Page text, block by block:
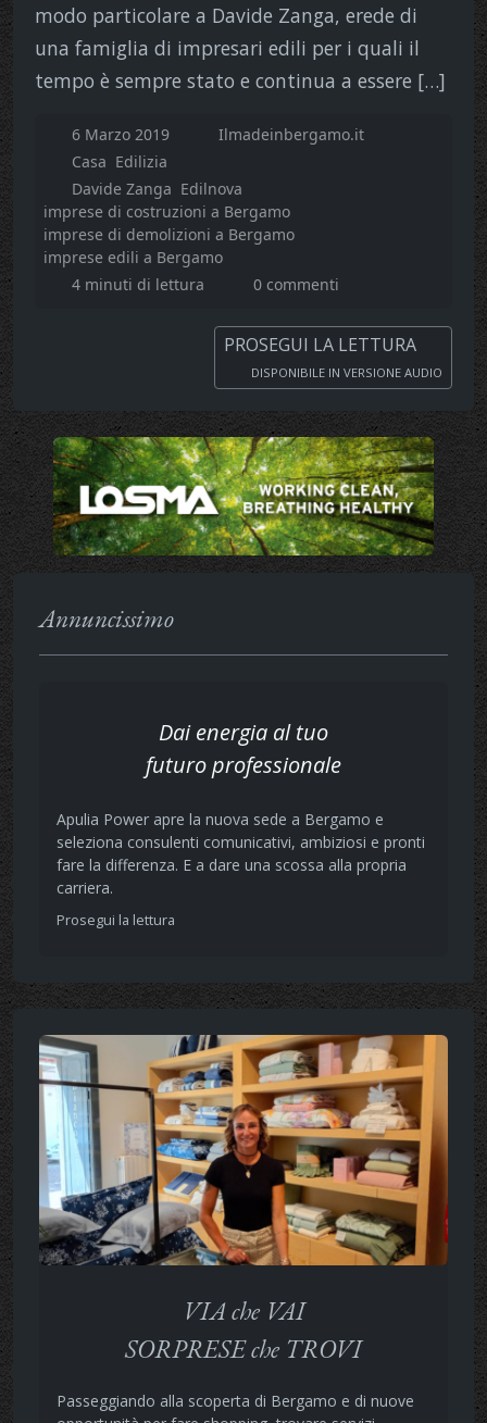
modo particolare a Davide Zanga, erede di
una famiglia di impresari edili per i quali il
tempo è sempre stato e continua a essere […]
6 Marzo 2019
Ilmadeinbergamo.it
Casa Edilizia
Davide Zanga Edilnova
imprese di costruzioni a Bergamo
imprese di demolizioni a Bergamo
imprese edili a Bergamo
4 minuti di lettura
0 commenti
PROSEGUI LA LETTURA
DISPONIBILE IN VERSIONE AUDIO
Annuncissimo
Dai energia al tuo
futuro professionale
Apulia Power apre la nuova sede a Bergamo e
seleziona consulenti comunicativi, ambiziosi e pronti
fare la differenza. E a dare una scossa alla propria
carriera.
Prosegui la lettura
VIA che VAI
SORPRESE che TROVI
Passeggiando alla scoperta di Bergamo e di nuove